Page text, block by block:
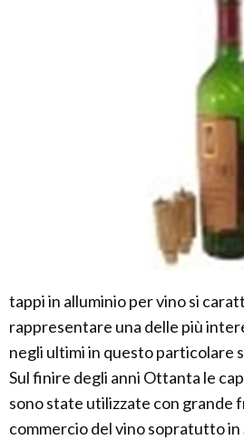
tappi in alluminio per vino si
rappresentare una delle più
negli ultimi in questo particolare
Sul finire degli anni Ottanta le
sono state utilizzate con grande
commercio del vino sopratutto in